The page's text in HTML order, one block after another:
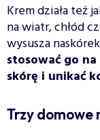
Krem działa też
na wiatr, chłód
wysusza
stosować go
skórę i unikać
Trzy domowe